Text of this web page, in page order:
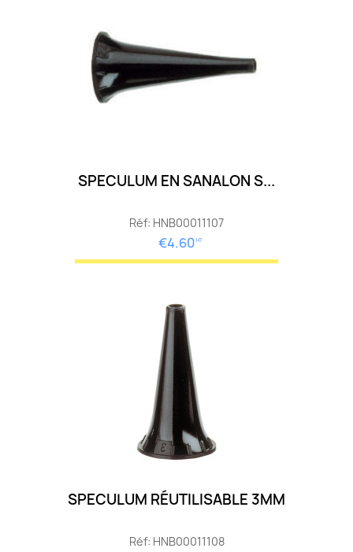
SPECULUM EN SANALON S...
Réf: HNB00011107
€4.60 HT
SPECULUM RÉUTILISABLE 3MM
Réf: HNB00011108